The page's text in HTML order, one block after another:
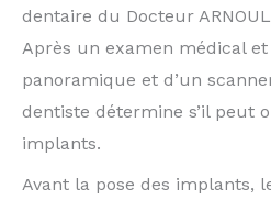
dentaire du Docteur
Après un examen médical
panoramique et d’un
dentiste détermine s’il peut
implants.
Avant la pose des implants,